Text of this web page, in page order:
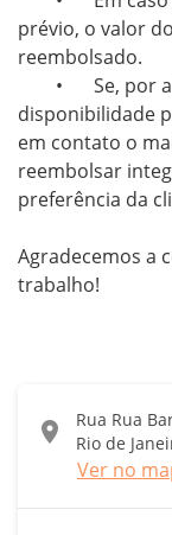
prévio, o valor
reembolsado.
disponibilidade
em contato o
reembolsar
preferência da
Agradecemos a
location_on
Rua Rua
Rio de
Ver no